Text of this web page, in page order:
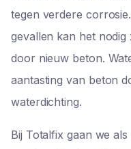
tegen verdere
gevallen kan het
door nieuw beton.
aantasting van beton
waterdichting.
Bij Totalfix gaan we